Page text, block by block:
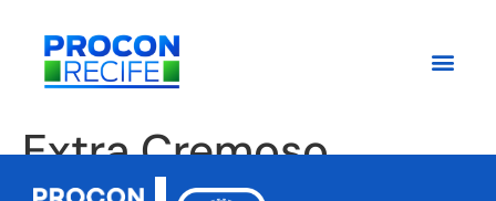
Extra Cremoso